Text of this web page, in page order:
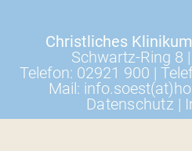
Christliches
Schwartz-Ring 8
Telefon: 02921 900 |
Mail:
Datenschutz |